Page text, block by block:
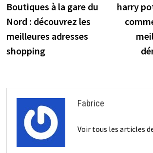
de
l’article
précédente :
Boutiques à la gare du
Nord : découvrez les
meilleures adresses
shopping
harry
Fabrice
Voir tous les articles